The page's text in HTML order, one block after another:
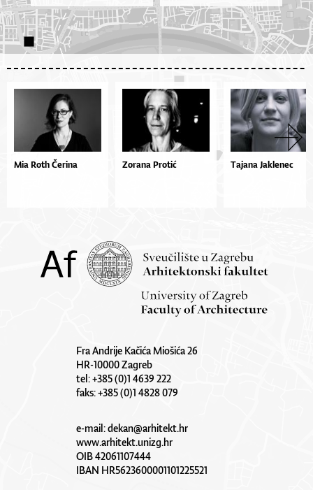
Mia Roth Čerina Zorana Protić Tajana Jaklenec
Fra Andrije Kačića Miošića 26
HR-10000 Zagreb
tel: +385 (0)1 4639 222
faks: +385 (0)1 4828 079
e-mail:dekan@arhitekt.hr
www.arhitekt.unizg.hr
OIB 42061107444
IBAN HR5623600001101225521